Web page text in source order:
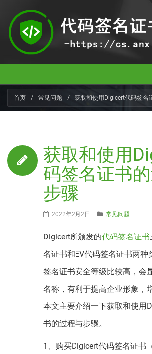
首页 / 常见问题 / 获取和使用Digicert代码签名
获取和使用
码签名证书
步骤
2022年2月2日 常见问题
Digicert所颁发的代码签名证书
名证书和EV代码签名证书两种
签名证书安全等级比较高，会
名称，有利于提高企业形象，
本文主要介绍一下获取和使用
书的过程与步骤。
1、购买Digicert代码签名证书